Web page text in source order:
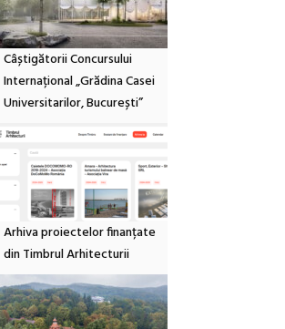
Câștigătorii Concursului
Internațional „Grădina Casei
Universitarilor, București”
Arhiva proiectelor finanțate
din Timbrul Arhitecturii